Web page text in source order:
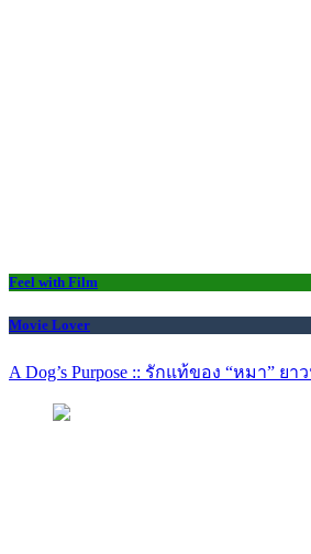
Feel with Film
Movie Lover
A Dog’s Purpose :: รักแท้ของ “หมา” ยา